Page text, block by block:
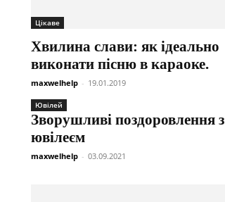
Цікаве
Хвилина слави: як ідеально
виконати пісню в караоке.
maxwelhelp - 19.01.2019
Ювілей
Зворушливі поздоровлення з
ювілеєм
maxwelhelp - 03.09.2021